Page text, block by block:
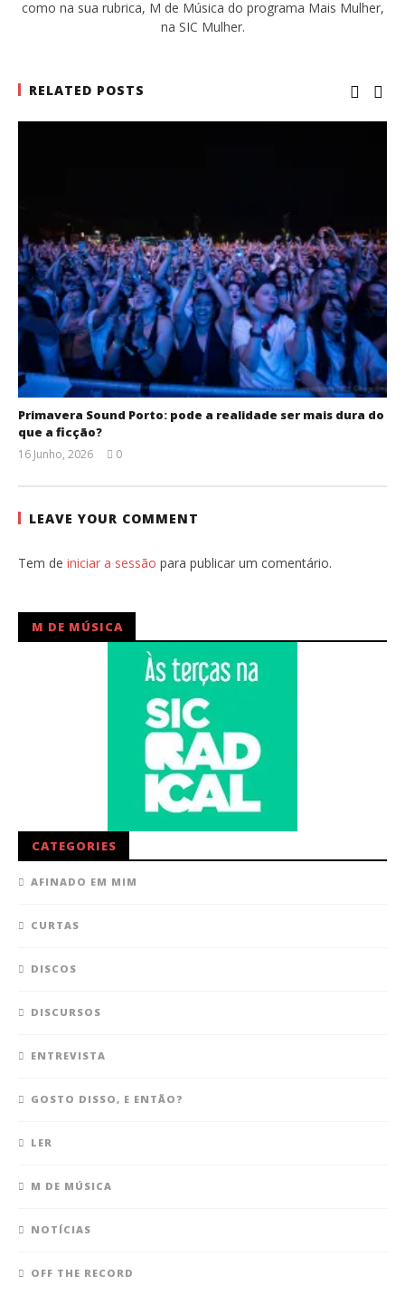
como na sua rubrica, M de Música do programa Mais Mulher,
na SIC Mulher.
RELATED POSTS
Primavera Sound Porto: pode a realidade ser mais dura do
que a ficção?
16 Junho, 2026
Ventura
0
LEAVE YOUR COMMENT
Tem de iniciar a sessão para publicar um comentário.
M DE MÚSICA
CATEGORIES
AFINADO EM MIM
CURTAS
DISCOS
DISCURSOS
ENTREVISTA
GOSTO DISSO, E ENTÃO?
LER
M DE MÚSICA
NOTÍCIAS
OFF THE RECORD